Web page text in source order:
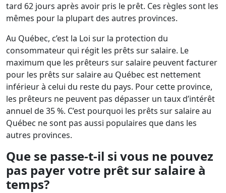
tard 62 jours après avoir pris le prêt. Ces règles sont les
mêmes pour la plupart des autres provinces.
Au Québec, c’est la Loi sur la protection du
consommateur qui régit les prêts sur salaire. Le
maximum que les prêteurs sur salaire peuvent facturer
pour les prêts sur salaire au Québec est nettement
inférieur à celui du reste du pays. Pour cette province,
les prêteurs ne peuvent pas dépasser un taux d’intérêt
annuel de 35 %. C’est pourquoi les prêts sur salaire au
Québec ne sont pas aussi populaires que dans les
autres provinces.
Que se passe-t-il si vous ne pouvez
pas payer votre prêt sur salaire à
temps?